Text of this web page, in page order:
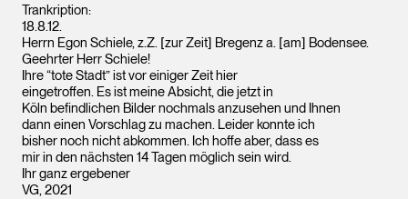
Trankription:
18.8.12.
Herrn Egon Schiele, z.Z. [zur Zeit] Bregenz a. [am] Bodensee.
Geehrter Herr Schiele!
Ihre “tote Stadt” ist vor einiger Zeit hier
eingetroffen. Es ist meine Absicht, die jetzt in
Köln befindlichen Bilder nochmals anzusehen und Ihnen
dann einen Vorschlag zu machen. Leider konnte ich
bisher noch nicht abkommen. Ich hoffe aber, dass es
mir in den nächsten 14 Tagen möglich sein wird.
Ihr ganz ergebener
VG, 2021